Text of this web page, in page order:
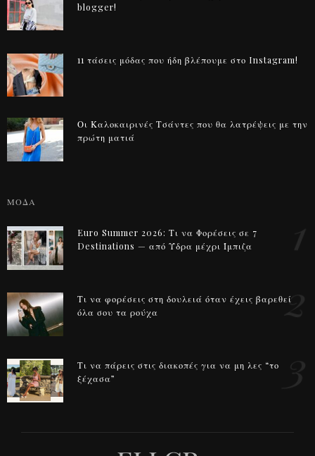
blogger!
11 τάσεις μόδας που ήδη βλέπουμε στο Instagram!
Οι Καλοκαιρινές Τσάντες που θα λατρέψεις με την
πρώτη ματιά
ΜΟΔΑ
Euro Summer 2026: Τι να Φορέσεις σε 7
Destinations — από Ύδρα μέχρι Ίμπιζα
Τι να φορέσεις στη δουλειά όταν έχεις βαρεθεί
όλα σου τα ρούχα
2
Τι να πάρεις στις διακοπές για να μη λες “το
ξέχασα”